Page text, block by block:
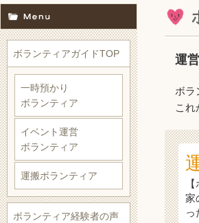
運
ボラ
これ
家
ボランティアガイドTOP
一時預かり
ボランティア
イベント運営
ボランティア
運搬ボランティア
ボランティア経験者の声